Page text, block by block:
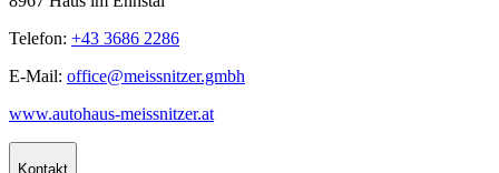
Telefon: +43 3686 2286
E-Mail: office@meissnitzer.gmbh
www.autohaus-meissnitzer.at
Kontakt